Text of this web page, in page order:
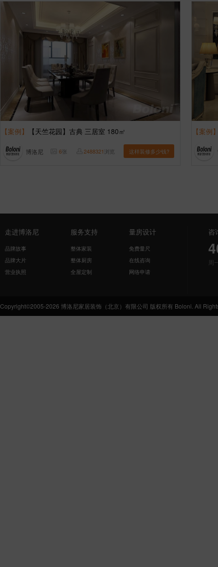
【案例】 【天竺花园】古典 三居室 180㎡
博洛尼 6张 2488321浏览 这样装修多少钱?
【案例
走进博洛尼
品牌故事
品牌大片
营业执照
服务支持
整体家装
整体厨房
全屋定制
量房设计
免费量尺
在线咨询
网络申请
咨
周
Copyright©2005-2026 博洛尼家居装饰（北京）有限公司 版权所有 Boloni. All